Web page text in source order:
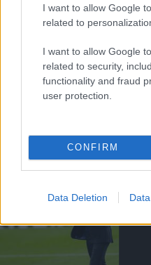
I want to allow Google
related to
I want to allow Google
related to security,
functionality and fraud
user protection.
CONFIRM
Data Deletion